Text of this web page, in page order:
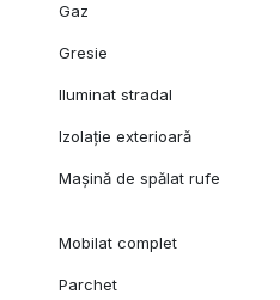
Gaz
Gresie
Iluminat stradal
Izolație exterioară
Mașină de spălat rufe
Mobilat complet
Parchet